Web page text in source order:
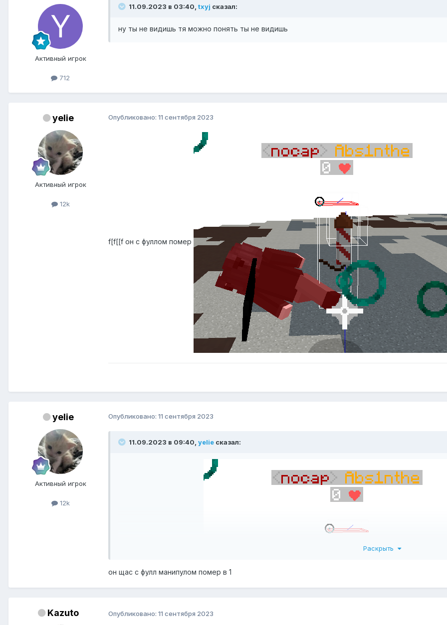
Активный игрок
712
11.09.2023 в 03:40, txyj сказал:
ну ты не видишь тя можно понять ты не видишь
yelie
Активный игрок
12k
Опубликовано: 11 сентября 2023
f[f[[f он с фуллом помер
yelie
Активный игрок
12k
Опубликовано: 11 сентября 2023
11.09.2023 в 09:40, yelie сказал:
f[f[[f он с фуллом помер
Раскрыть
он щас с фулл манипулом помер в 1
Kazuto Опубликовано: 11 сентября 2023